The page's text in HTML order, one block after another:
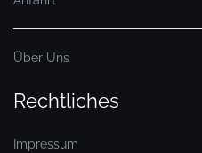
Über Uns
Rechtliches
Impressum